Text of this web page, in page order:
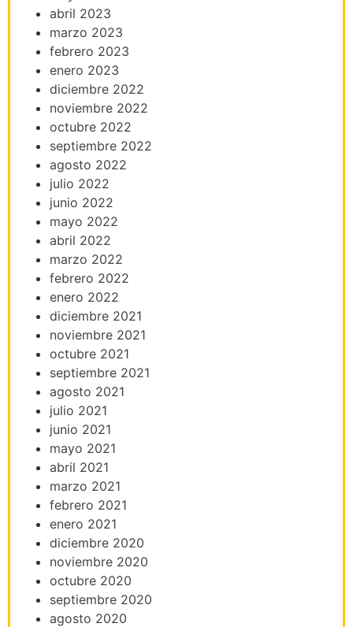
abril 2023
marzo 2023
febrero 2023
enero 2023
diciembre 2022
noviembre 2022
octubre 2022
septiembre 2022
agosto 2022
julio 2022
junio 2022
mayo 2022
abril 2022
marzo 2022
febrero 2022
enero 2022
diciembre 2021
noviembre 2021
octubre 2021
septiembre 2021
agosto 2021
julio 2021
junio 2021
mayo 2021
abril 2021
marzo 2021
febrero 2021
enero 2021
diciembre 2020
noviembre 2020
octubre 2020
septiembre 2020
agosto 2020